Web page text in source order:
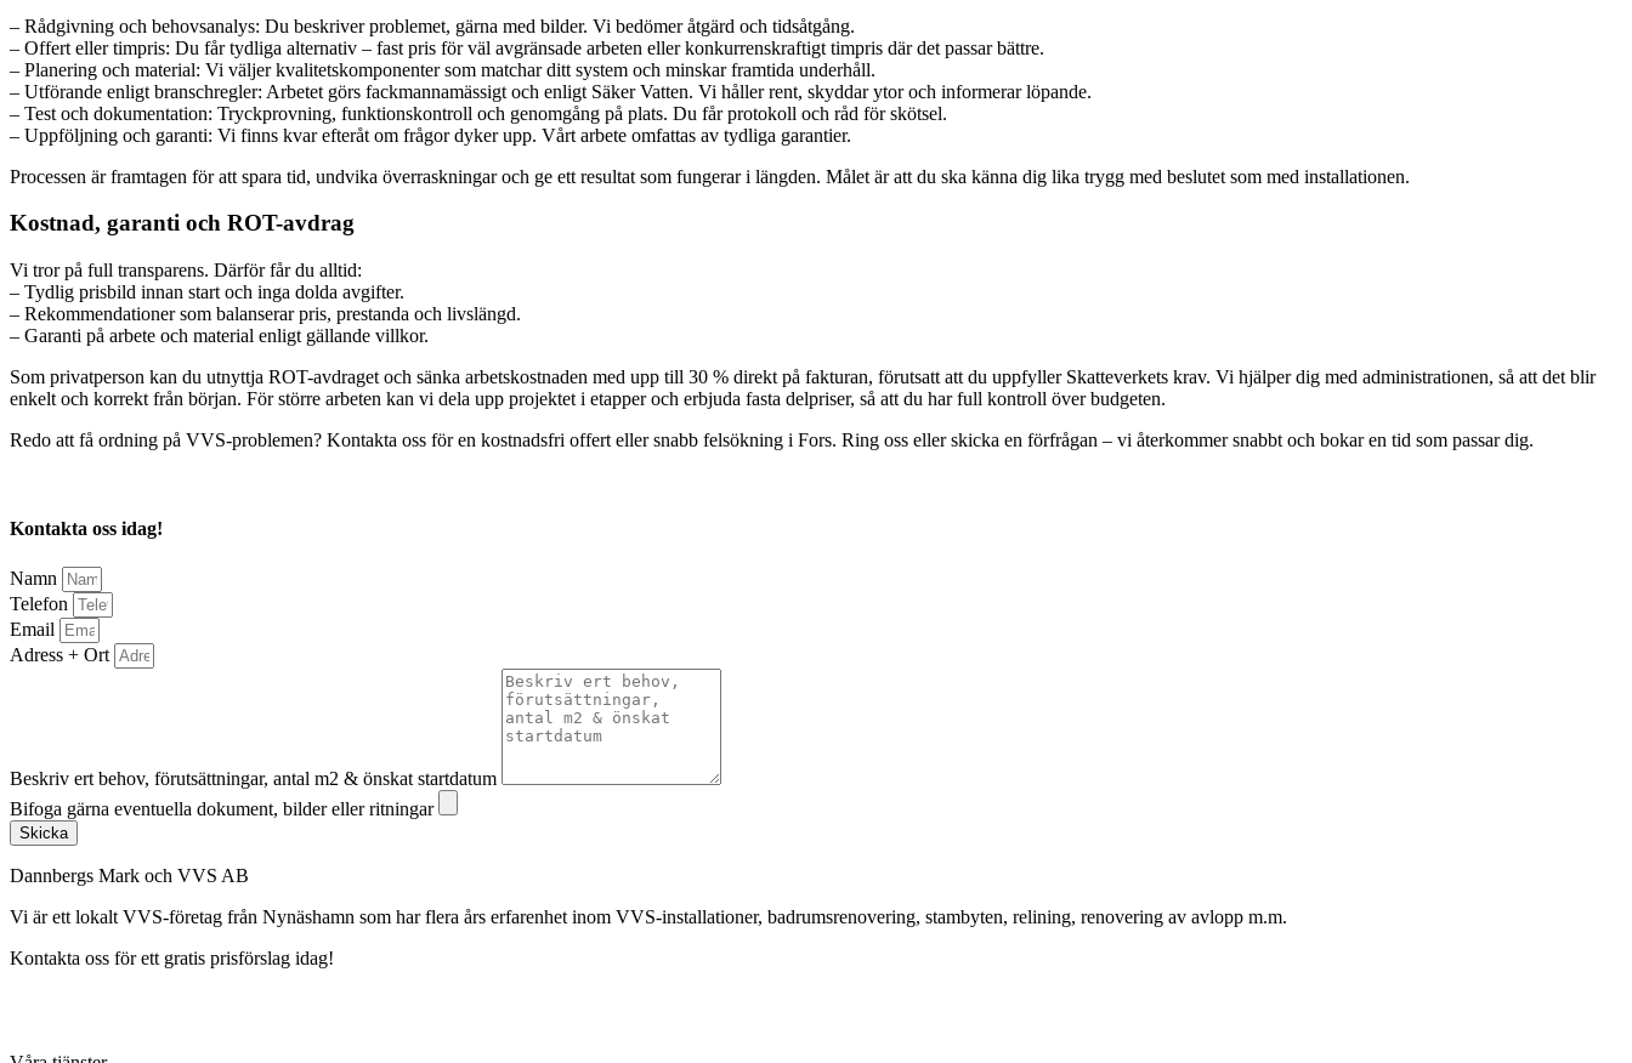
– Rådgivning och behovsanalys: Du beskriver problemet, gärna med bilder. Vi bedömer åtgärd och tidsåtgång.
– Offert eller timpris: Du får tydliga alternativ – fast pris för väl avgränsade arbeten eller konkurrenskraftigt timpris där det passar bättre.
– Planering och material: Vi väljer kvalitetskomponenter som matchar ditt system och minskar framtida underhåll.
– Utförande enligt branschregler: Arbetet görs fackmannamässigt och enligt Säker Vatten. Vi håller rent, skyddar ytor och informerar löpande.
– Test och dokumentation: Tryckprovning, funktionskontroll och genomgång på plats. Du får protokoll och råd för skötsel.
– Uppföljning och garanti: Vi finns kvar efteråt om frågor dyker upp. Vårt arbete omfattas av tydliga garantier.
Processen är framtagen för att spara tid, undvika överraskningar och ge ett resultat som fungerar i längden. Målet är att du ska känna dig lika trygg med beslutet som med installationen.
Kostnad, garanti och ROT-avdrag
Vi tror på full transparens. Därför får du alltid:
– Tydlig prisbild innan start och inga dolda avgifter.
– Rekommendationer som balanserar pris, prestanda och livslängd.
– Garanti på arbete och material enligt gällande villkor.
Som privatperson kan du utnyttja ROT-avdraget och sänka arbetskostnaden med upp till 30 % direkt på fakturan, förutsatt att du uppfyller Skatteverkets krav. Vi hjälper dig med administrationen, så att det blir
enkelt och korrekt från början. För större arbeten kan vi dela upp projektet i etapper och erbjuda fasta delpriser, så att du har full kontroll över budgeten.
Redo att få ordning på VVS-problemen? Kontakta oss för en kostnadsfri offert eller snabb felsökning i Fors. Ring oss eller skicka en förfrågan – vi återkommer snabbt och bokar en tid som passar dig.
Kontakta oss idag!
Namn
Telefon
Email
Adress + Ort
Beskriv ert behov, förutsättningar, antal m2 & önskat startdatum
Bifoga gärna eventuella dokument, bilder eller ritningar
Skicka
Dannbergs Mark och VVS AB
Vi är ett lokalt VVS-företag från Nynäshamn som har flera års erfarenhet inom VVS-installationer, badrumsrenovering, stambyten, relining, renovering av avlopp m.m.
Kontakta oss för ett gratis prisförslag idag!